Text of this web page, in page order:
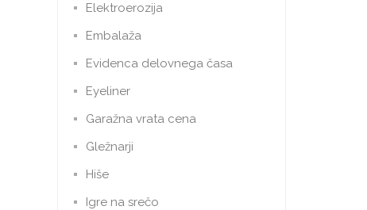
Elektroerozija
Embalaža
Evidenca delovnega časa
Eyeliner
Garažna vrata cena
Gležnarji
Hiše
Igre na srečo